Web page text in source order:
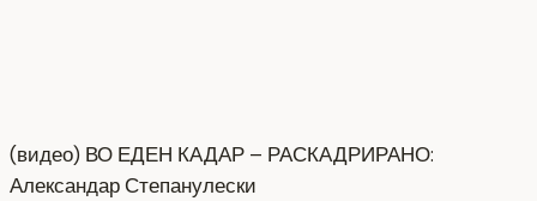
(видео) ВО ЕДЕН КАДАР – РАСКАДРИРАНО:
Александар Степанулески